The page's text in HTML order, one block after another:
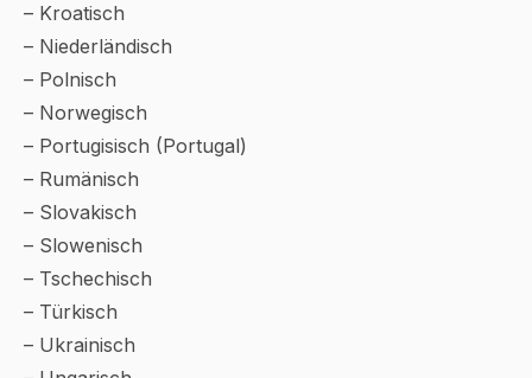
– Kroatisch
– Niederländisch
– Polnisch
– Norwegisch
– Portugisisch (Portugal)
– Rumänisch
– Slovakisch
– Slowenisch
– Tschechisch
– Türkisch
– Ukrainisch